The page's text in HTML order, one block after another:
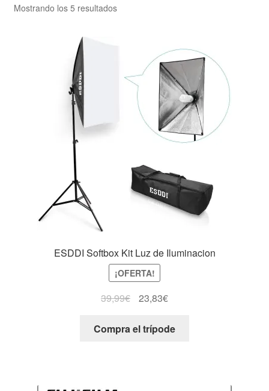
Acerca de ArquiRegalos
Mostrando los 5 resultados
ESDDI Softbox Kit Luz de Iluminacion
¡OFERTA!
39,99€ 23,83€
Compra el trípode